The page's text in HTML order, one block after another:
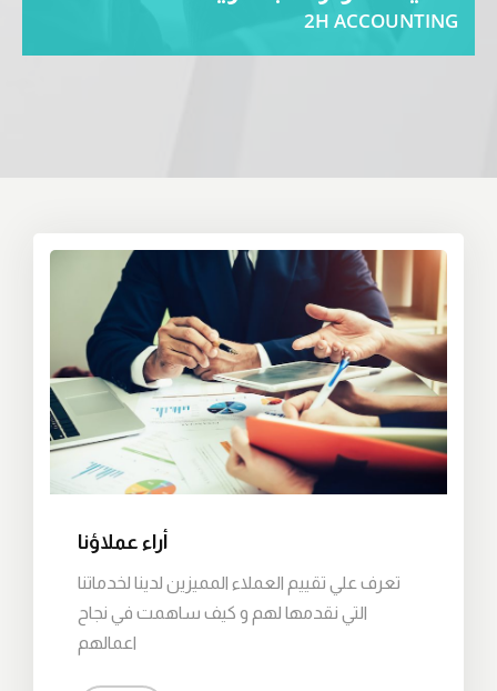
2H ACCOUNTING
أراء عملاؤنا
تعرف علي تقييم العملاء المميزين لدينا لخدماتنا
التي نقدمها لهم و كيف ساهمت في نجاح
اعمالهم